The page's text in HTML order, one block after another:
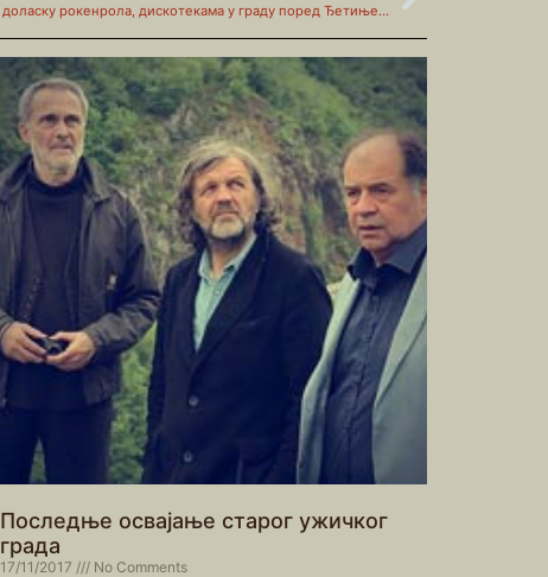
О првим поп оркестрима, игранкама, доласку рокенрола, дискотекама у граду поред Ђетиње (први део)
Последње освајање старог ужичког
града
17/11/2017 No Comments